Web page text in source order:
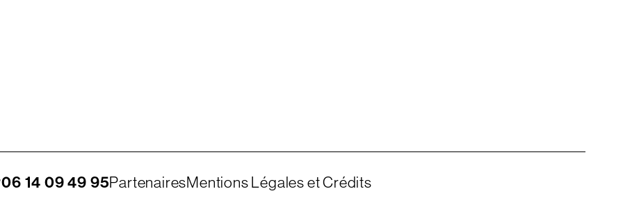
06 14 09 49 95PartenairesMentions Légales et Crédits